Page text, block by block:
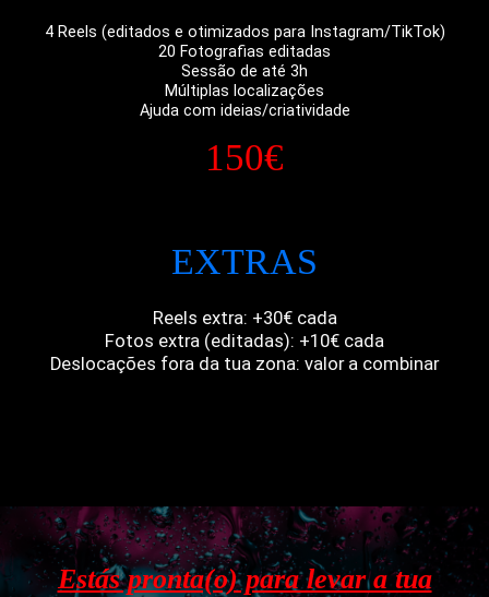
4 Reels (editados e otimizados para Instagram/TikTok)
20 Fotografias editadas
Sessão de até 3h
Múltiplas localizações
Ajuda com ideias/criatividade
150€
EXTRAS
Reels extra: +30€ cada
Fotos extra (editadas): +10€ cada
Deslocações fora da tua zona: valor a combinar
Estás pronta(o) para levar a tua